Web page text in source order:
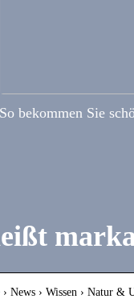
So bekommen Sie
News › Wissen › Natur &